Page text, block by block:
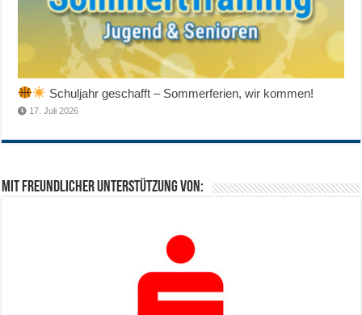
Schuljahr geschafft – Sommerferien, wir kommen!
17. Juli 2026
Mit freundlicher Unterstützung von: